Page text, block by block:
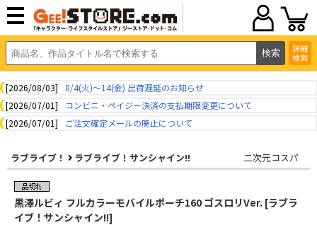
詳細
検索
[2026/08/03]
8/4(火)～14(金) 出荷遅延のお知らせ
[2026/07/01]
コンビニ・ペイジー決済の支払期限変更について
[2026/07/01]
ご注文確定メールの廃止について
ラブライブ！ ラブライブ！サンシャイン!! 二次元コスパ
黒澤ルビィ フルカラーモバイルポーチ160 ゴスロリVer. [ラブラ
イブ！サンシャイン!!]